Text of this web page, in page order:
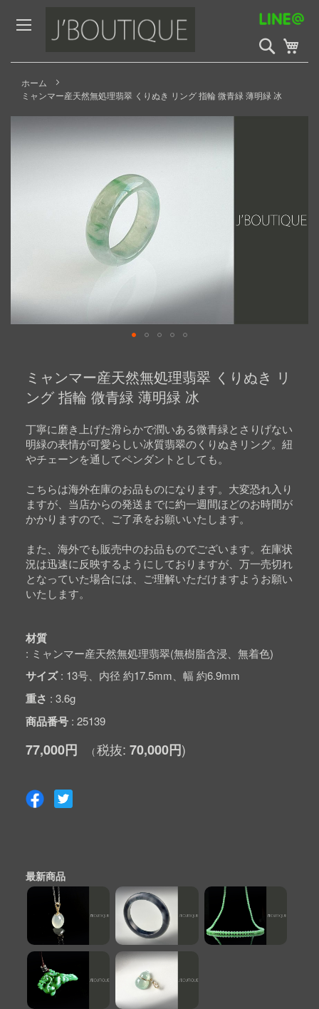
to
Content
検
索
開
ホーム
ミャンマー産天然無処理翡翠 くりぬき リング 指輪 微青緑 薄明緑 冰
Skip
beginning
images
gallery
ミャンマー産天然無処理翡翠 くりぬき リ
ング 指輪 微青緑 薄明緑 冰
丁寧に磨き上げた滑らかで潤いある微青緑とさりげない
明緑の表情が可愛らしい冰質翡翠のくりぬきリング。紐
やチェーンを通してペンダントとしても。
こちらは海外在庫のお品ものになります。大変恐れ入り
ますが、当店からの発送までに約一週間ほどのお時間が
かかりますので、ご了承をお願いいたします。
また、海外でも販売中のお品ものでございます。在庫状
況は迅速に反映するようにしておりますが、万一売切れ
となっていた場合には、ご理解いただけますようお願い
いたします。
材質
ミャンマー産天然無処理翡翠(無樹脂含浸、無着色)
サイズ 13号、内径 約17.5mm、幅 約6.9mm
重さ 3.6g
商品番号 25139
77,000円 70,000円
最新商品